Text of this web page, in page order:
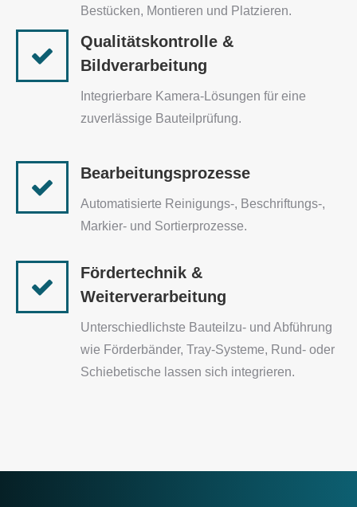
Bestücken, Montieren und Platzieren.
Qualitätskontrolle &
Bildverarbeitung
Integrierbare Kamera-Lösungen für eine
zuverlässige Bauteilprüfung.
Bearbeitungsprozesse
Automatisierte Reinigungs-, Beschriftungs-,
Markier- und Sortierprozesse.
Fördertechnik &
Weiterverarbeitung
Unterschiedlichste Bauteilzu- und Abführung
wie Förderbänder, Tray-Systeme, Rund- oder
Schiebetische lassen sich integrieren.